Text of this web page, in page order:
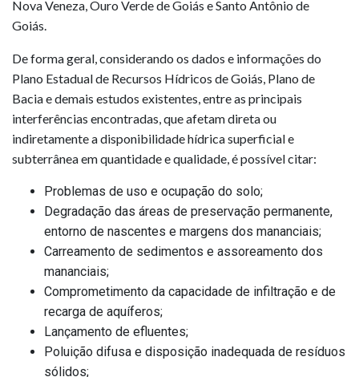
Nova Veneza, Ouro Verde de Goiás e Santo Antônio de
Goiás.
De forma geral, considerando os dados e informações do
Plano Estadual de Recursos Hídricos de Goiás, Plano de
Bacia e demais estudos existentes, entre as principais
interferências encontradas, que afetam direta ou
indiretamente a disponibilidade hídrica superficial e
subterrânea em quantidade e qualidade, é possível citar:
Problemas de uso e ocupação do solo;
Degradação das áreas de preservação permanente,
entorno de nascentes e margens dos mananciais;
Carreamento de sedimentos e assoreamento dos
mananciais;
Comprometimento da capacidade de infiltração e de
recarga de aquíferos;
Lançamento de efluentes;
Poluição difusa e disposição inadequada de resíduos
sólidos;